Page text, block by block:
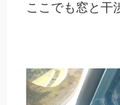
ここでも窓と干